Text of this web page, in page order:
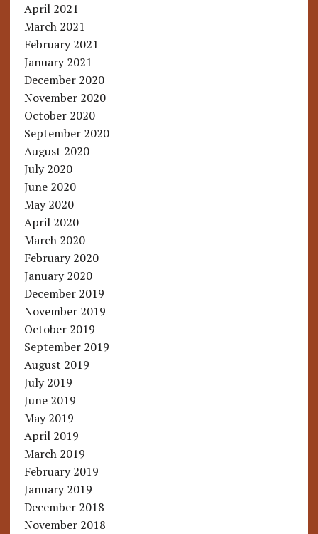
April 2021
March 2021
February 2021
January 2021
December 2020
November 2020
October 2020
September 2020
August 2020
July 2020
June 2020
May 2020
April 2020
March 2020
February 2020
January 2020
December 2019
November 2019
October 2019
September 2019
August 2019
July 2019
June 2019
May 2019
April 2019
March 2019
February 2019
January 2019
December 2018
November 2018